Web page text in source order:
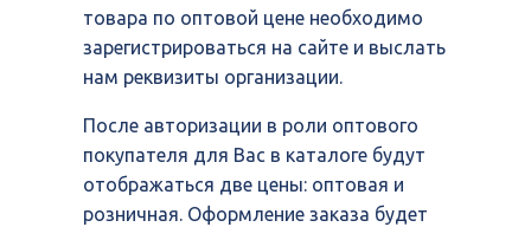
товара по оптовой цене необходимо
зарегистрироваться на сайте и выслать
нам реквизиты организации.
После авторизации в роли оптового
покупателя для Вас в каталоге будут
отображаться две цены: оптовая и
розничная. Оформление заказа будет